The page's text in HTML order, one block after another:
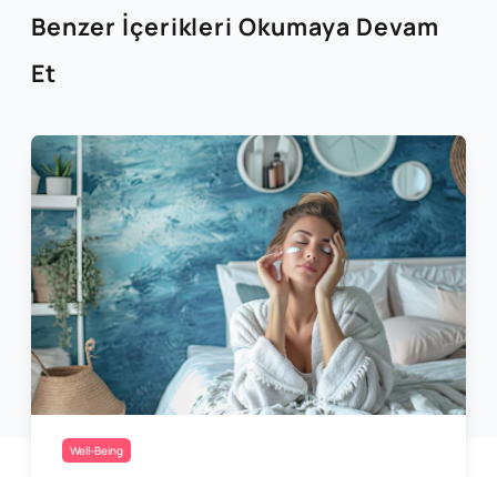
Benzer İçerikleri Okumaya Devam
Et
Well-Being